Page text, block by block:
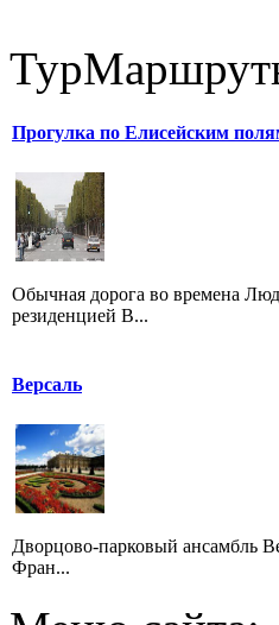
Прогулка по Елисейским
Обычная дорога во времена
резиденцией В...
Версаль
Дворцово-парковый ансамбль
Фран...